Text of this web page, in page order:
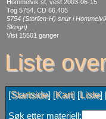
Hommelvik st, vest 2003-06-15
Tog 5754, CD 66.405
5754 (Storlien-H) snur i
Skogn)
Vist 15501 ganger
Liste
[Startside] [Kart] [Liste]
Søk etter materiell: